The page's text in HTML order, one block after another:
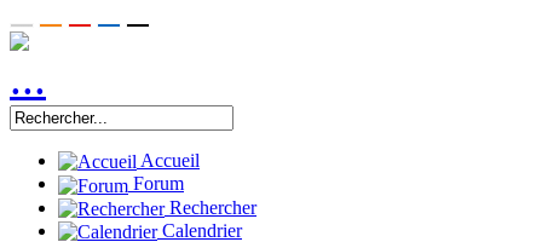
Accueil
Forum
Rechercher
Calendrier